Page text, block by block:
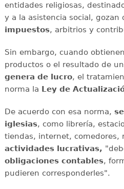
entidades religiosas,
y a la asistencia social, gozan
impuestos, arbitrios y
Sin embargo, cuando
productos o el resultado de
genera de lucro, el
norma la Ley de
De acuerdo con esa norma,
iglesias, como librería,
tiendas, internet, comedores,
actividades lucrativas,
obligaciones contables,
pudieren corresponderles".